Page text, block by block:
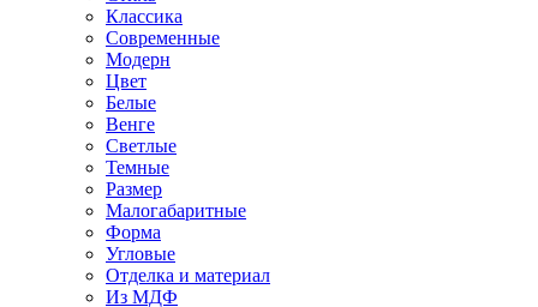
Классика
Современные
Модерн
Цвет
Белые
Венге
Светлые
Темные
Размер
Малогабаритные
Форма
Угловые
Отделка и материал
Из МДФ